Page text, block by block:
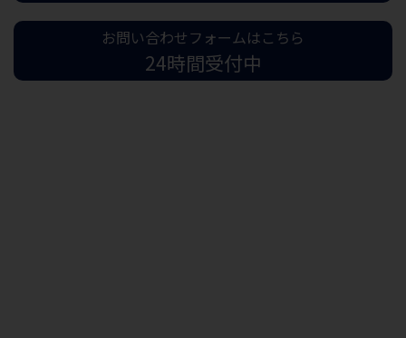
お問い合わせフォームはこちら
24時間受付中